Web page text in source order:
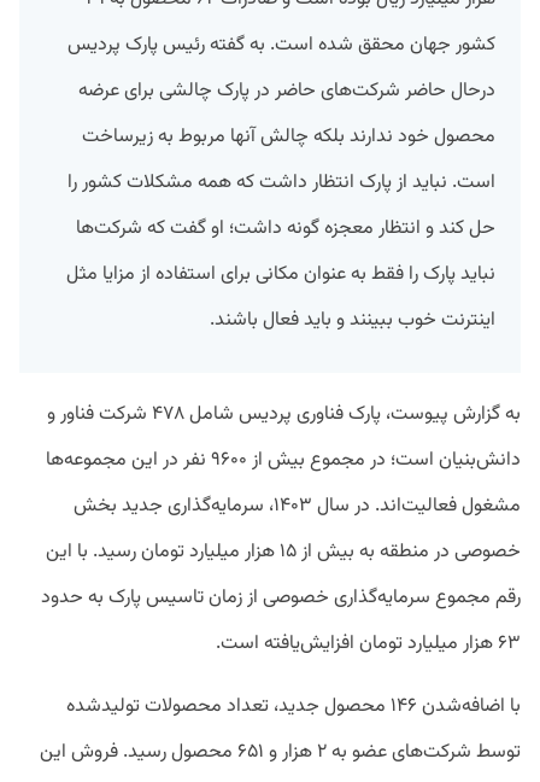
کشور جهان محقق شده است. به گفته رئیس پارک پردیس
درحال حاضر شرکت‌های حاضر در پارک چالشی برای عرضه
محصول خود ندارند بلکه چالش آنها مربوط به زیرساخت
است. نباید از پارک انتظار داشت که همه مشکلات کشور را
حل کند و انتظار معجزه گونه داشت؛ او گفت که شرکت‌ها
نباید پارک را فقط به عنوان مکانی برای استفاده از مزایا مثل
اینترنت خوب ببینند و باید فعال باشند.
به گزارش پیوست، پارک فناوری پردیس شامل ۴۷۸ شرکت فناور و
دانش‌بنیان است؛ در مجموع بیش از ۹۶۰۰ نفر در این مجموعه‌ها
مشغول فعالیت‌اند. در سال ۱۴۰۳، سرمایه‌گذاری جدید بخش
خصوصی در منطقه به بیش از ۱۵ هزار میلیارد تومان رسید. با این
رقم مجموع سرمایه‌گذاری خصوصی از زمان تاسیس پارک به حدود
۶۳ هزار میلیارد تومان افزایش‌یافته است.
با اضافه‌شدن ۱۴۶ محصول جدید، تعداد محصولات تولیدشده
توسط شرکت‌های عضو به ۲ هزار و ۶۵۱ محصول رسید. فروش این